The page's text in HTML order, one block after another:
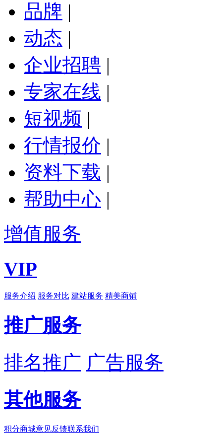
品牌 |
动态 |
企业招聘 |
专家在线 |
短视频 |
行情报价 |
资料下载 |
帮助中心 |
增值服务
VIP
服务介绍 服务对比 建站服务 精美商铺
推广服务
排名推广 广告服务
其他服务
积分商城意见反馈联系我们